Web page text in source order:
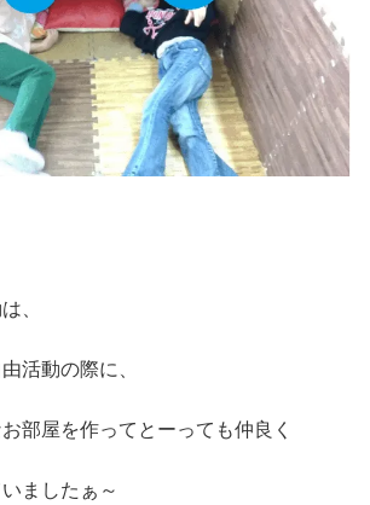
、
活動の際に、
部屋を作ってとーっても仲良く
ましたぁ～